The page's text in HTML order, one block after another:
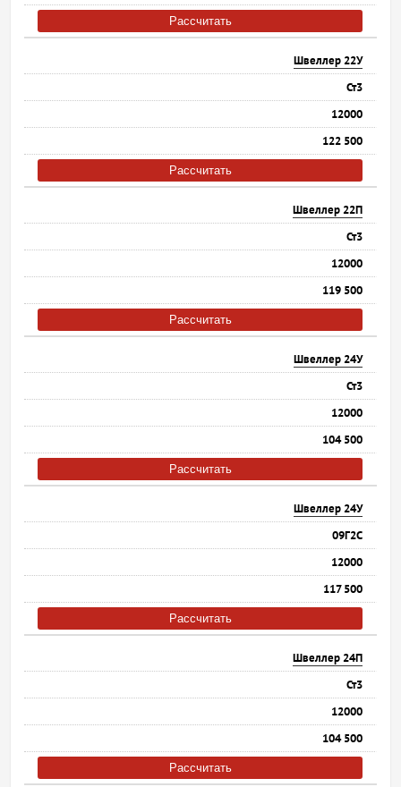
Рассчитать
Швеллер 22У
Ст3
12000
122 500
Рассчитать
Швеллер 22П
Ст3
12000
119 500
Рассчитать
Швеллер 24У
Ст3
12000
104 500
Рассчитать
Швеллер 24У
09Г2С
12000
117 500
Рассчитать
Швеллер 24П
Ст3
12000
104 500
Рассчитать